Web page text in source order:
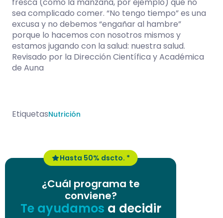
sea complicado comer. “No tengo tiempo” es una
excusa y no debemos “engañar al hambre”
porque lo hacemos con nosotros mismos y
estamos jugando con la salud: nuestra salud.
Revisado por la Dirección Científica y Académica
de Auna
EtiquetasNutrición
Hasta 50% dscto. *
¿Cuál programa te
conviene?
Te ayudamos a decidir